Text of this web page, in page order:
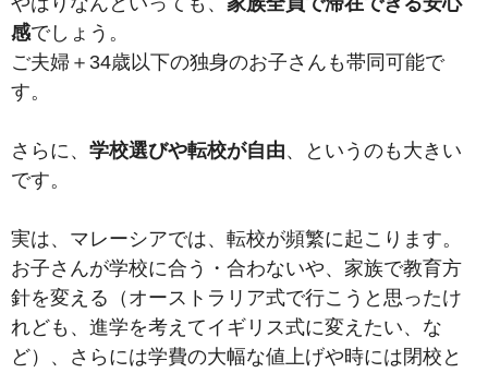
感でしょう。
ご夫婦＋34歳以下の独身のお子さんも帯同可能で
す。
さらに、 学校選びや転校が自由、というのも大きい
です。
実は、マレーシアでは、転校が頻繁に起こります。
お子さんが学校に合う・合わないや、家族で教育方
針を変える（オーストラリア式で行こうと思ったけ
れども、進学を考えてイギリス式に変えたい、な
ど）、さらには学費の大幅な値上げや時には閉校と